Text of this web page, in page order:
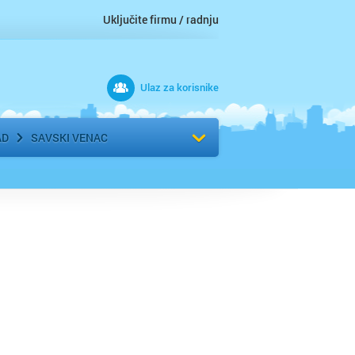
Uključite firmu / radnju
Ulaz za korisnike
SAVSKI VENACIzaberite komšiluk